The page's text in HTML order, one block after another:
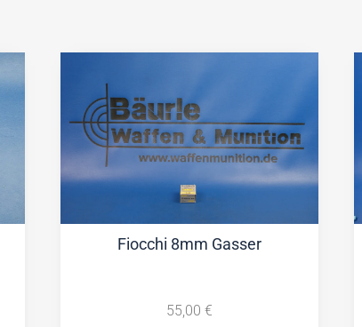
Fiocchi 8mm Gasser
55,00 €